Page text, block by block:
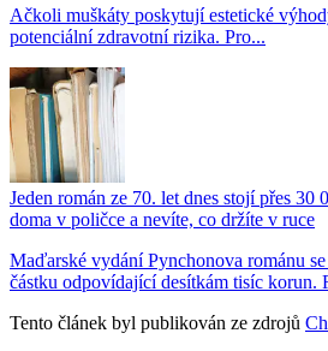
Ačkoli muškáty poskytují estetické
potenciální zdravotní rizika. Pro...
Jeden román ze 70. let dnes stojí přes 30
doma v poličce a nevíte, co držíte v ruce
Maďarské vydání Pynchonova románu
částku odpovídající desítkám tisíc korun.
Tento článek byl publikován ze zdrojů